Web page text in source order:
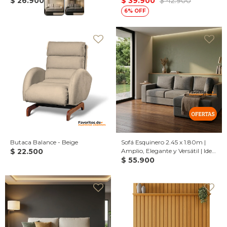
6
Butaca Balance - Beige
$ 22.500
Sofá Esquinero 2.45 x 1.80m |
Amplio, Elegante y Versátil | Ideal
para Optimizar Espacios
$ 55.900